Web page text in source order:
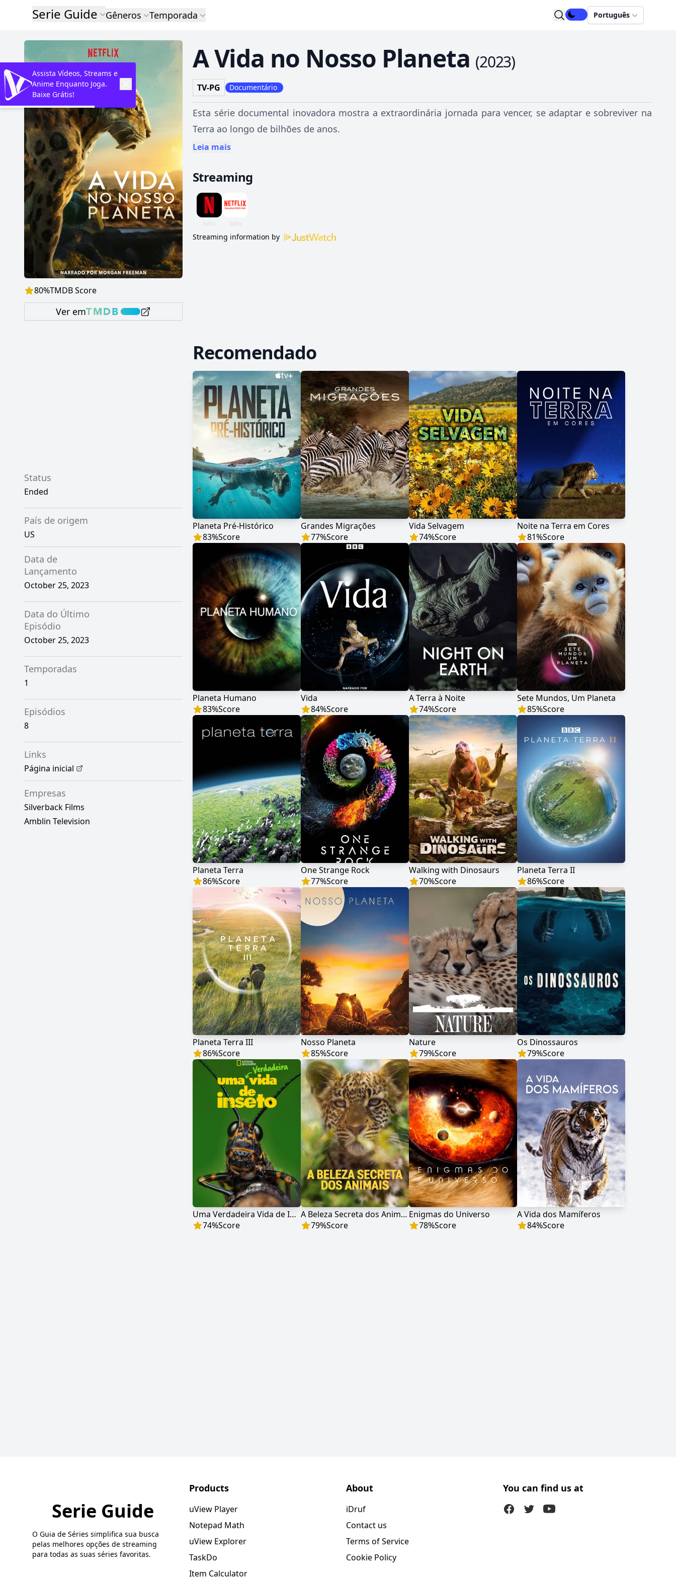
Serie Guide Gêneros Temporada Português
80%TMDB Score
Ver em
A Vida no Nosso Planeta (2023)
TV-PG Documentário
Esta série documental inovadora mostra a extraordinária jornada para vencer, se adaptar e sobreviver na
Terra ao longo de bilhões de anos.
Leia mais
Streaming
Streaming information by
Status
Ended
País de origem
US
Data de
Lançamento
October 25, 2023
Data do Último
Episódio
October 25, 2023
Temporadas
1
Episódios
8
Links
Página inicial
Empresas
Silverback Films
Amblin Television
Recomendado
Planeta Pré-Histórico
83%Score
Grandes Migrações
77%Score
Vida Selvagem
74%Score
Noite na Terra em Cores
81%Score
Planeta Humano
83%Score
Vida
84%Score
A Terra à Noite
74%Score
Sete Mundos, Um Planeta
85%Score
Planeta Terra
86%Score
One Strange Rock
77%Score
Walking with Dinosaurs
70%Score
Planeta Terra II
86%Score
Planeta Terra III
86%Score
Nosso Planeta
85%Score
Nature
79%Score
Os Dinossauros
79%Score
Uma Verdadeira Vida de Inseto
74%Score
A Beleza Secreta dos Animais
79%Score
Enigmas do Universo
78%Score
A Vida dos Mamíferos
84%Score
Serie Guide
O Guia de Séries simplifica sua busca
pelas melhores opções de streaming
para todas as suas séries favoritas.
Products
uView Player
Notepad Math
uView Explorer
TaskDo
Item Calculator
About
iDruf
Contact us
Terms of Service
Cookie Policy
You can find us at
FacebookTwitter (X)Youtube
Assista Vídeos, Streams e
Anime Enquanto Joga.
Baixe Grátis!